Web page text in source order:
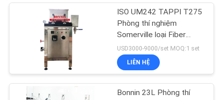
ISO UM242 TAPPI T275
Phòng thí nghiệm
Somerville loại Fiber
Fractionator
USD3000-9000/set MOQ:1 set
LIÊN HỆ
Bonnin 23L Phòng thí